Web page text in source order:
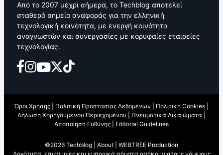
Από το 2007 μέχρι σήμερα, το Techblog αποτελεί
σταθερό σημείο αναφοράς για την ελληνική
τεχνολογική κοινότητα, με ενεργή κοινότητα
αναγνωστών και συνεργασίες με κορυφαίες εταιρείες
τεχνολογίας.
Όροι Χρήσης Πολιτική Προστασίας Δεδομένων Πολιτική Cookies
Δήλωση Χορηγούμενου Περιεχομένου
Πνευματικά Δικαιώματα
Αποποίηση Ευθύνης
Editorial Guidelines
©2026 Techblog | About
WEBTREE Production